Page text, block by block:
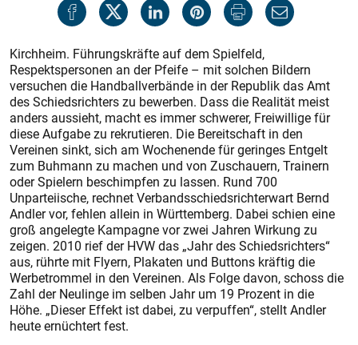
Kirchheim. Führungskräfte auf dem Spielfeld,
Respektspersonen an der Pfeife – mit solchen Bildern
versuchen die Handballverbände in der Republik das Amt
des Schiedsrichters zu bewerben. Dass die Realität meist
anders aussieht, macht es immer schwerer, Freiwillige für
diese Aufgabe zu rekrutieren. Die Bereitschaft in den
Vereinen sinkt, sich am Wochenende für geringes Entgelt
zum Buhmann zu machen und von Zuschauern, Trainern
oder Spielern beschimpfen zu lassen. Rund 700
Unparteiische, rechnet Verbandsschiedsrichterwart Bernd
Andler vor, fehlen allein in Württemberg. Dabei schien eine
groß angelegte Kampagne vor zwei Jahren Wirkung zu
zeigen. 2010 rief der HVW das „Jahr des Schiedsrichters“
aus, rührte mit Flyern, Plakaten und Buttons kräftig die
Werbetrommel in den Vereinen. Als Folge davon, schoss die
Zahl der Neulinge im selben Jahr um 19 Prozent in die
Höhe. „Dieser Effekt ist dabei, zu verpuffen“, stellt Andler
heute ernüchtert fest.